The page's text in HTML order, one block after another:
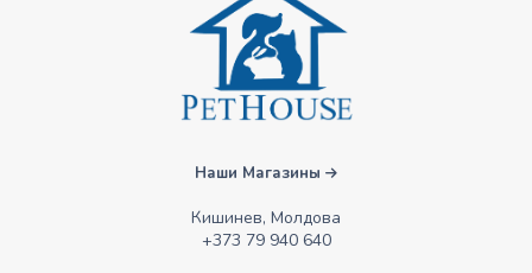
Наши Магазины
Кишинев, Молдова
+373 79 940 640